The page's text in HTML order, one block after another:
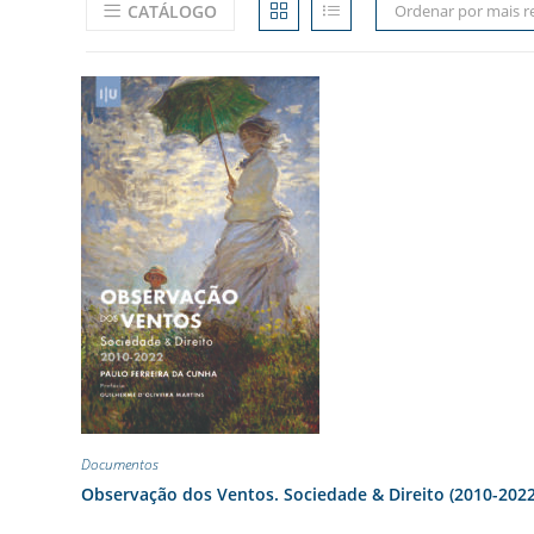
CATÁLOGO Ordenar por mais
Documentos
Observação dos Ventos. Sociedade & Direito (2010-